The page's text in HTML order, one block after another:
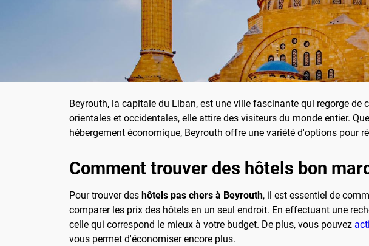
Beyrouth, la capitale du Liban, est une ville fascinante qui regorge
orientales et occidentales, elle attire des visiteurs du monde entier.
hébergement économique, Beyrouth offre une variété d'options pour
Comment trouver des hôtels bon
Pour trouver des hôtels pas chers à Beyrouth, il est essentiel de
comparer les prix des hôtels en un seul endroit. En effectuant une
celle qui correspond le mieux à votre budget. De plus, vous pouvez
vous permet d'économiser encore plus.